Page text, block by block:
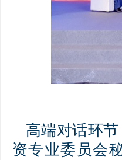
高端对话环
资专业委员会